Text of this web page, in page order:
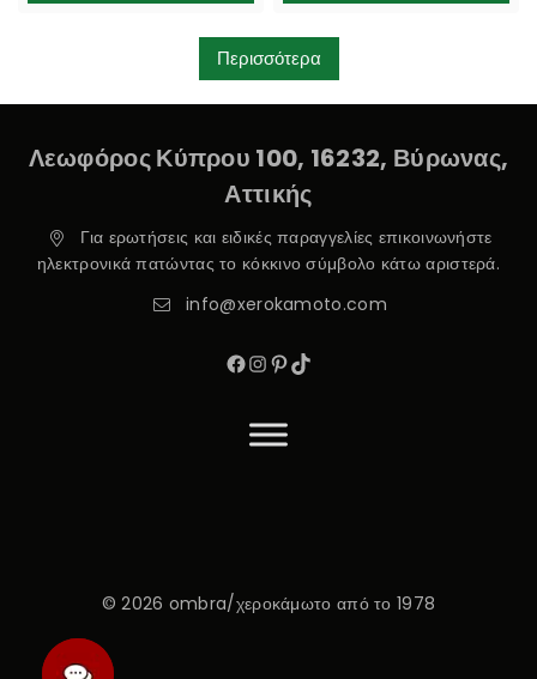
Περισσότερα
Λεωφόρος Κύπρου 100, 16232, Βύρωνας,
Αττικής
Για ερωτήσεις και ειδικές παραγγελίες επικοινωνήστε
ηλεκτρονικά πατώντας το κόκκινο σύμβολο κάτω αριστερά.
info@xerokamoto.com
© 2026 ombra/χεροκάμωτο από το 1978